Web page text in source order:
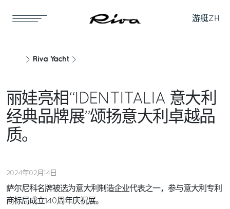
游艇ZH
Riva Yacht
丽娃亮相“IDENTITALIA 意大利
经典品牌展”颂扬意大利卓越品
质。
2024年02月14日
萨尔尼科名牌被选为意大利制造企业代表之一，参与意大利专利
商标局成立140周年庆祝展。